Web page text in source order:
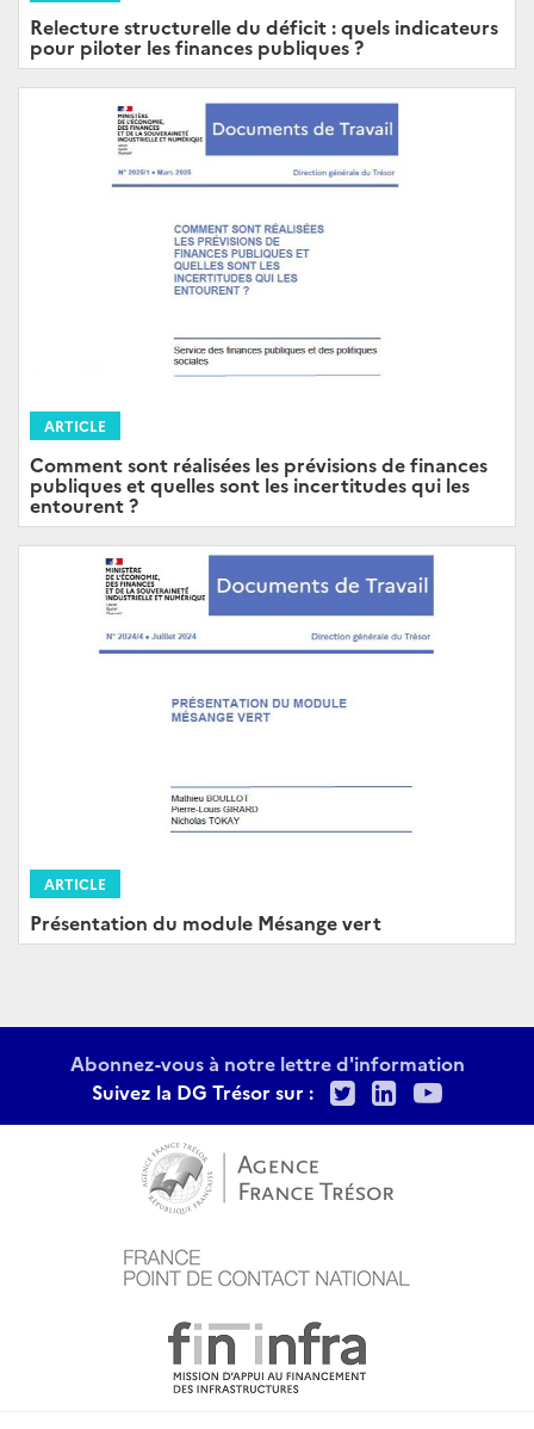
Relecture structurelle du déficit : quels indicateurs
pour piloter les finances publiques ?
ARTICLE
Comment sont réalisées les prévisions de finances
publiques et quelles sont les incertitudes qui les
entourent ?
ARTICLE
Présentation du module Mésange vert
Abonnez-vous à notre lettre d'information
Suivez la DG Trésor sur :
TwitterLinkedIn